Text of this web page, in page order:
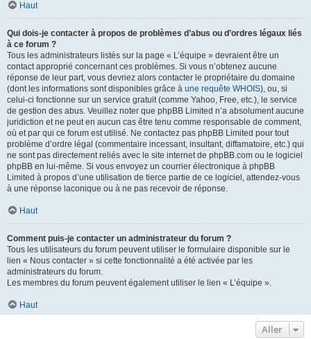
Haut
Qui dois-je contacter à propos de problèmes d’abus ou d’ordres légaux liés
à ce forum ?
Tous les administrateurs listés sur la page « L’équipe » devraient être un
contact approprié concernant ces problèmes. Si vous n’obtenez aucune
réponse de leur part, vous devriez alors contacter le propriétaire du domaine
(dont les informations sont disponibles grâce à une requête WHOIS), ou, si
celui-ci fonctionne sur un service gratuit (comme Yahoo, Free, etc.), le service
de gestion des abus. Veuillez noter que phpBB Limited n’a absolument aucune
juridiction et ne peut en aucun cas être tenu comme responsable de comment,
où et par qui ce forum est utilisé. Ne contactez pas phpBB Limited pour tout
problème d’ordre légal (commentaire incessant, insultant, diffamatoire, etc.) qui
ne sont pas directement reliés avec le site internet de phpBB.com ou le logiciel
phpBB en lui-même. Si vous envoyez un courrier électronique à phpBB
Limited à propos d’une utilisation de tierce partie de ce logiciel, attendez-vous
à une réponse laconique ou à ne pas recevoir de réponse.
Haut
Comment puis-je contacter un administrateur du forum ?
Tous les utilisateurs du forum peuvent utiliser le formulaire disponible sur le
lien « Nous contacter » si cette fonctionnalité a été activée par les
administrateurs du forum.
Les membres du forum peuvent également utiliser le lien « L’équipe ».
Haut
Aller